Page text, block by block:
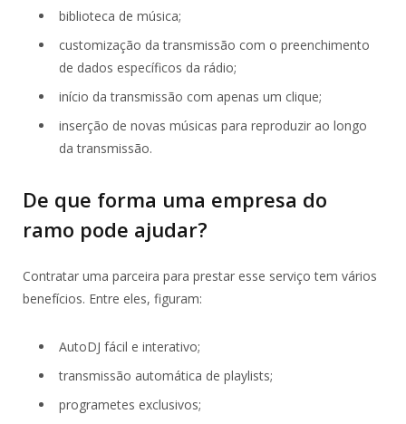
biblioteca de música;
customização da transmissão com o preenchimento
de dados específicos da rádio;
início da transmissão com apenas um clique;
inserção de novas músicas para reproduzir ao longo
da transmissão.
De que forma uma empresa do
ramo pode ajudar?
Contratar uma parceira para prestar esse serviço tem vários
benefícios. Entre eles, figuram:
AutoDJ fácil e interativo;
transmissão automática de playlists;
programetes exclusivos;